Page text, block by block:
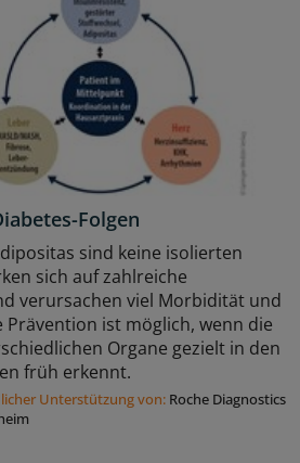
Folgen
sind keine isolierten
sich auf zahlreiche
verursachen viel Morbidität und
Prävention ist möglich, wenn die
Organe gezielt in den
früh erkennt.
Unterstützung von: Roche Diagnostics